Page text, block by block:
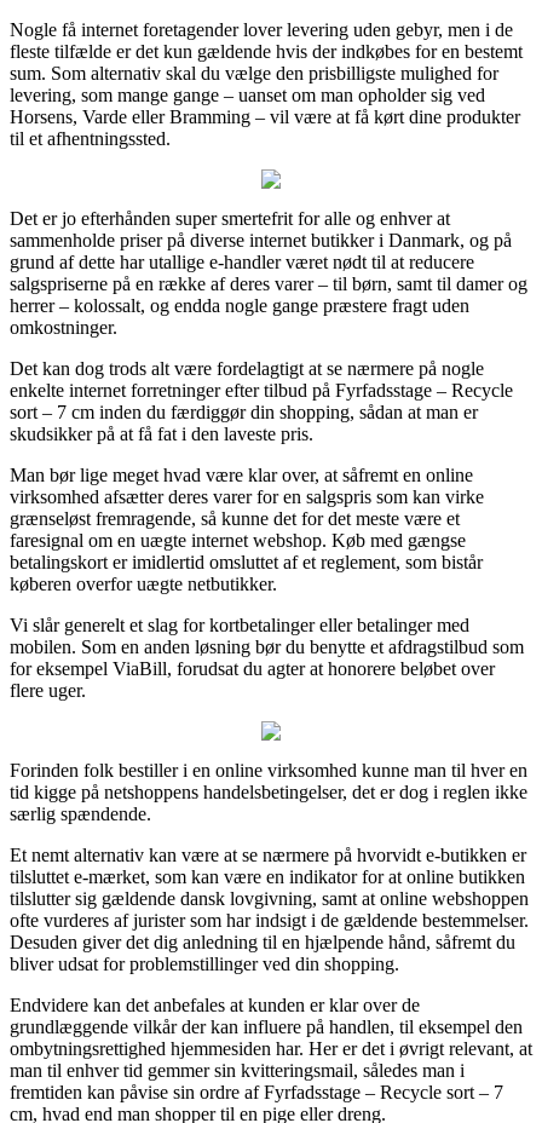
Nogle få internet foretagender lover levering uden gebyr, men i de
fleste tilfælde er det kun gældende hvis der indkøbes for en bestemt
sum. Som alternativ skal du vælge den prisbilligste mulighed for
levering, som mange gange – uanset om man opholder sig ved
Horsens, Varde eller Bramming – vil være at få kørt dine produkter
til et afhentningssted.
Det er jo efterhånden super smertefrit for alle og enhver at
sammenholde priser på diverse internet butikker i Danmark, og på
grund af dette har utallige e-handler været nødt til at reducere
salgspriserne på en række af deres varer – til børn, samt til damer og
herrer – kolossalt, og endda nogle gange præstere fragt uden
omkostninger.
Det kan dog trods alt være fordelagtigt at se nærmere på nogle
enkelte internet forretninger efter tilbud på Fyrfadsstage – Recycle
sort – 7 cm inden du færdiggør din shopping, sådan at man er
skudsikker på at få fat i den laveste pris.
Man bør lige meget hvad være klar over, at såfremt en online
virksomhed afsætter deres varer for en salgspris som kan virke
grænseløst fremragende, så kunne det for det meste være et
faresignal om en uægte internet webshop. Køb med gængse
betalingskort er imidlertid omsluttet af et reglement, som bistår
køberen overfor uægte netbutikker.
Vi slår generelt et slag for kortbetalinger eller betalinger med
mobilen. Som en anden løsning bør du benytte et afdragstilbud som
for eksempel ViaBill, forudsat du agter at honorere beløbet over
flere uger.
Forinden folk bestiller i en online virksomhed kunne man til hver en
tid kigge på netshoppens handelsbetingelser, det er dog i reglen ikke
særlig spændende.
Et nemt alternativ kan være at se nærmere på hvorvidt e-butikken er
tilsluttet e-mærket, som kan være en indikator for at online butikken
tilslutter sig gældende dansk lovgivning, samt at online webshoppen
ofte vurderes af jurister som har indsigt i de gældende bestemmelser.
Desuden giver det dig anledning til en hjælpende hånd, såfremt du
bliver udsat for problemstillinger ved din shopping.
Endvidere kan det anbefales at kunden er klar over de
grundlæggende vilkår der kan influere på handlen, til eksempel den
ombytningsrettighed hjemmesiden har. Her er det i øvrigt relevant, at
man til enhver tid gemmer sin kvitteringsmail, således man i
fremtiden kan påvise sin ordre af Fyrfadsstage – Recycle sort – 7
cm, hvad end man shopper til en pige eller dreng.